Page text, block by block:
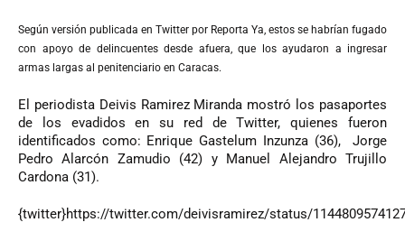
Según versión publicada en Twitter por Reporta Ya, estos se habrían fugado
con apoyo de delincuentes desde afuera, que los ayudaron a ingresar
armas largas al penitenciario en Caracas.
El periodista Deivis Ramirez Miranda mostró los pasaportes
de los evadidos en su red de Twitter, quienes fueron
identificados como: Enrique Gastelum Inzunza (36), Jorge
Pedro Alarcón Zamudio (42) y Manuel Alejandro Trujillo
Cardona (31).
{twitter}https://twitter.com/deivisramirez/status/